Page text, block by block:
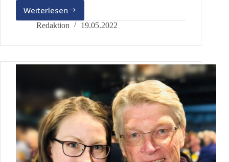
Weiterlesen
dieBasis
betreibt
Aufklärungsarbeit
Redaktion 19.05.2022